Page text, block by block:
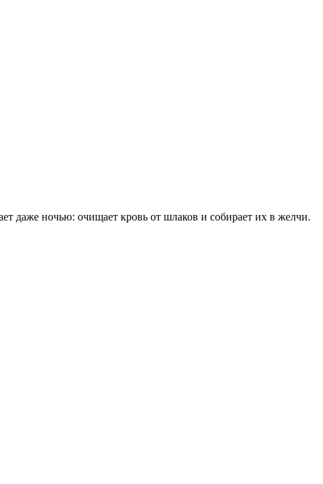
даже ночью: очищает кровь от шлаков и собирает их в желчи.